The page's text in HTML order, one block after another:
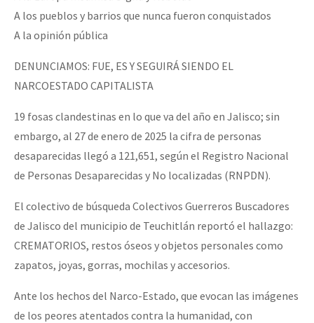
A los pueblos y barrios que nunca fueron conquistados
A la opinión pública
DENUNCIAMOS: FUE, ES Y SEGUIRÁ SIENDO EL
NARCOESTADO CAPITALISTA
19 fosas clandestinas en lo que va del año en Jalisco; sin
embargo, al 27 de enero de 2025 la cifra de personas
desaparecidas llegó a 121,651, según el Registro Nacional
de Personas Desaparecidas y No localizadas (RNPDN).
El colectivo de búsqueda Colectivos Guerreros Buscadores
de Jalisco del municipio de Teuchitlán reportó el hallazgo:
CREMATORIOS, restos óseos y objetos personales como
zapatos, joyas, gorras, mochilas y accesorios.
Ante los hechos del Narco-Estado, que evocan las imágenes
de los peores atentados contra la humanidad, con